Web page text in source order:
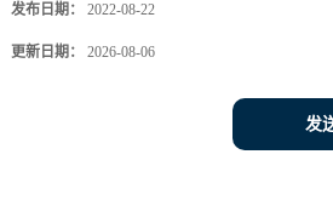
发布日期： 2022-08-22
更新日期： 2026-08-06
发